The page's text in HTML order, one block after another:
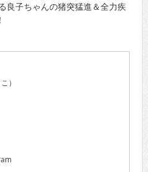
良子ちゃんの猪突猛進＆全力疾
）